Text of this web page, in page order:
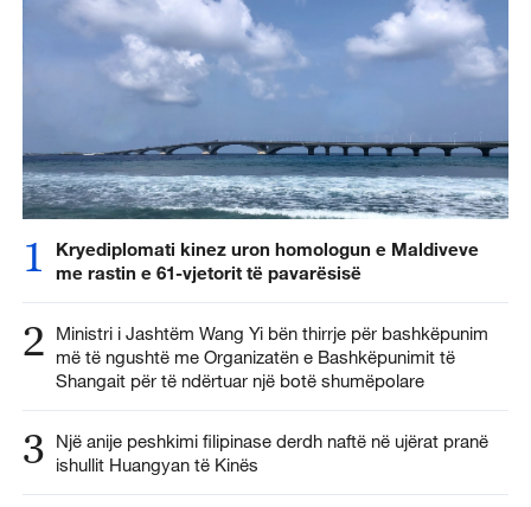
1
Kryediplomati kinez uron homologun e Maldiveve
me rastin e 61-vjetorit të pavarësisë
2
Ministri i Jashtëm Wang Yi bën thirrje për bashkëpunim
më të ngushtë me Organizatën e Bashkëpunimit të
Shangait për të ndërtuar një botë shumëpolare
3
Një anije peshkimi filipinase derdh naftë në ujërat pranë
ishullit Huangyan të Kinës